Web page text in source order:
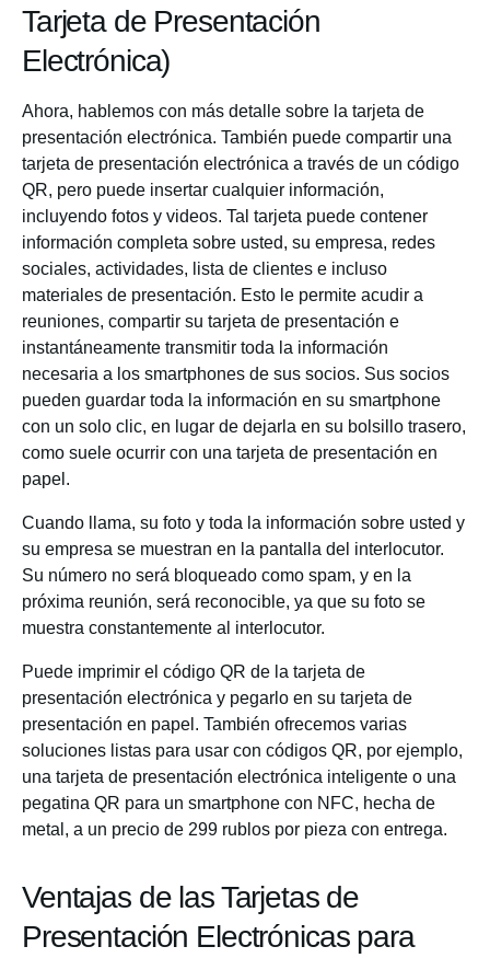
Tarjeta de Presentación
Electrónica)
Ahora, hablemos con más detalle sobre la tarjeta de
presentación electrónica. También puede compartir una
tarjeta de presentación electrónica a través de un código
QR, pero puede insertar cualquier información,
incluyendo fotos y videos. Tal tarjeta puede contener
información completa sobre usted, su empresa, redes
sociales, actividades, lista de clientes e incluso
materiales de presentación. Esto le permite acudir a
reuniones, compartir su tarjeta de presentación e
instantáneamente transmitir toda la información
necesaria a los smartphones de sus socios. Sus socios
pueden guardar toda la información en su smartphone
con un solo clic, en lugar de dejarla en su bolsillo trasero,
como suele ocurrir con una tarjeta de presentación en
papel.
Cuando llama, su foto y toda la información sobre usted y
su empresa se muestran en la pantalla del interlocutor.
Su número no será bloqueado como spam, y en la
próxima reunión, será reconocible, ya que su foto se
muestra constantemente al interlocutor.
Puede imprimir el código QR de la tarjeta de
presentación electrónica y pegarlo en su tarjeta de
presentación en papel. También ofrecemos varias
soluciones listas para usar con códigos QR, por ejemplo,
una tarjeta de presentación electrónica inteligente o una
pegatina QR para un smartphone con NFC, hecha de
metal, a un precio de 299 rublos por pieza con entrega.
Ventajas de las Tarjetas de
Presentación Electrónicas para